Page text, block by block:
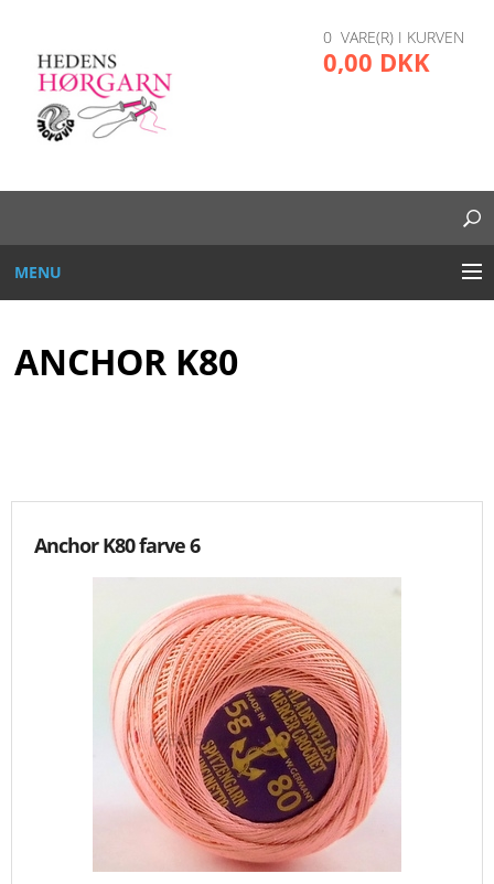
0 VARE(R) I KURVEN
0,00 DKK
MENU
DIVERSE
KNIPLING
MØNSTRE OG BØGER
ANCHOR K80
Anchor K80 farve 6